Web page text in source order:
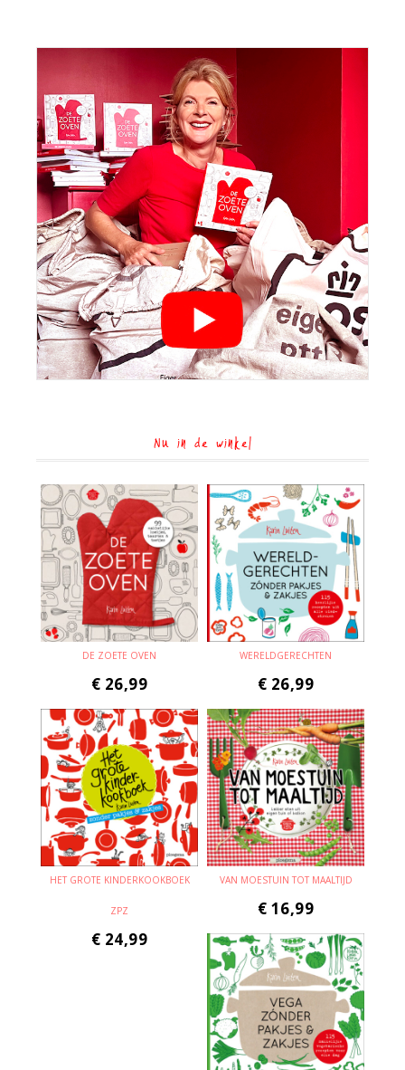
Nu in de winkel
DE ZOETE OVEN
€ 26,99
WERELDGERECHTEN
€ 26,99
HET GROTE KINDERKOOKBOEK
ZPZ
€ 24,99
VAN MOESTUIN TOT MAALTIJD
€ 16,99